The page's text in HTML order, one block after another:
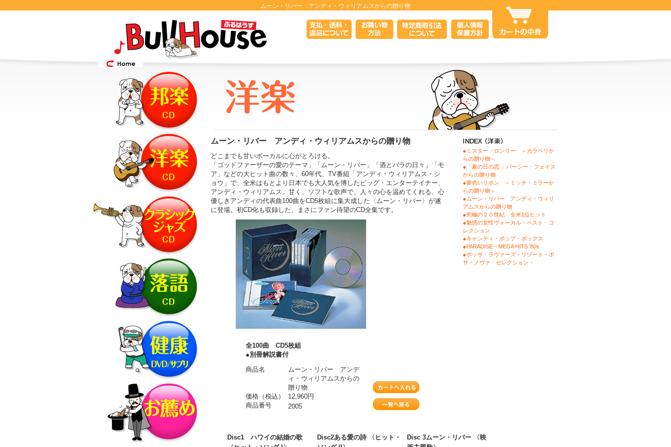
ムーン・リバー アンディ・ウィリアムスからの贈り物
●ミスター・ロンリー ～カラベリか
らの贈り物～
●「夏の日の恋 」パーシー・フェイス
からの贈り物
●黄色いリボン ～ミッチ・ミラーか
らの贈り物～
●ムーン・リバー アンディ・ウィリ
アムスからの贈り物
●究極の２０世紀 全米1位ヒット
●魅惑の女性ヴォーカル・ベスト・コ
レクション
●キャンディ・ポップ・ボックス
●PARADISE－MEGA HITS ’80s
●ボッサ・ラヴァーズ－リゾート・ボ
サ・ノヴァ・セレクション－
ムーン・リバー アンディ・ウィリアムスからの贈り物
どこまでも甘いボーカルに心がとろける。
「ゴッドファーザーの愛のテーマ」「ムーン・リバー」「酒とバラの日々」「モ
ア」などの大ヒット曲の数々、60年代、TV番組「アンディ・ウィリアムス・シ
ョウ」で、全米はもとより日本でも大人気を博したビッグ・エンターテイナー、
アンディ・ウィリアムス。甘く、ソフトな歌声で、人々の心を温めてくれる、心
優しきアンディの代表曲100曲をCD5枚組に集大成した〈ムーン・リバー〉が遂
に登場。初CD化も収録した、まさにファン待望のCD全集です。
全100曲 CD5枚組
●別冊解説書付
商品名
ムーン・リバー アンデ
ィ・ウィリアムスからの
贈り物
価格（税込）
12,960円
商品番号
2005
Disc1 ハワイの結婚の歌
Disc2ある愛の詩 〈ヒット・
Disc 3ムーン・リバー 〈映